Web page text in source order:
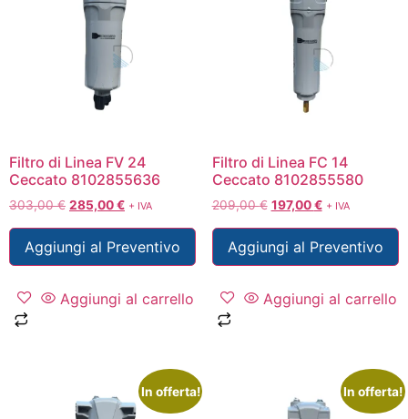
Filtro di Linea FV 24
Ceccato 8102855636
303,00€ 285,00€ + IVA
Aggiungi al Preventivo
Aggiungi al carrello
Filtro di Linea FC 14
Ceccato 8102855580
209,00€ 197,00€ + IVA
Aggiungi al Preventivo
Aggiungi al carrello
In offerta! In offerta!